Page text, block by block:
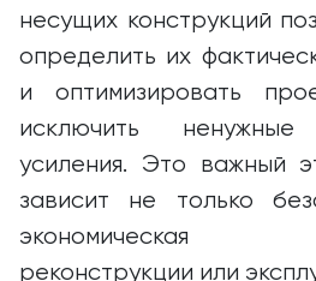
несущих конструкций
определить их
и оптимизировать
исключить
усиления. Это важный
зависит не только
экономическая
реконструкции или